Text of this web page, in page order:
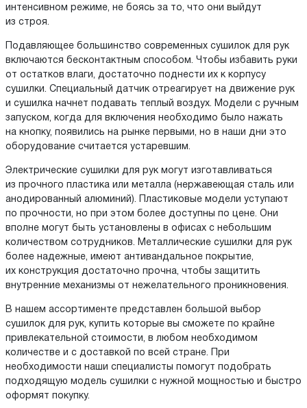
интенсивном режиме, не боясь за то, что они выйдут
из строя.
Подавляющее большинство современных сушилок для рук
включаются бесконтактным способом. Чтобы избавить руки
от остатков влаги, достаточно поднести их к корпусу
сушилки. Специальный датчик отреагирует на движение рук
и сушилка начнет подавать теплый воздух. Модели с ручным
запуском, когда для включения необходимо было нажать
на кнопку, появились на рынке первыми, но в наши дни это
оборудование считается устаревшим.
Электрические сушилки для рук могут изготавливаться
из прочного пластика или металла (нержавеющая сталь или
анодированный алюминий). Пластиковые модели уступают
по прочности, но при этом более доступны по цене. Они
вполне могут быть установлены в офисах с небольшим
количеством сотрудников. Металлические сушилки для рук
более надежные, имеют антивандальное покрытие,
их конструкция достаточно прочна, чтобы защитить
внутренние механизмы от нежелательного проникновения.
В нашем ассортименте представлен большой выбор
сушилок для рук, купить которые вы сможете по крайне
привлекательной стоимости, в любом необходимом
количестве и с доставкой по всей стране. При
необходимости наши специалисты помогут подобрать
подходящую модель сушилки с нужной мощностью и быстро
оформят покупку.